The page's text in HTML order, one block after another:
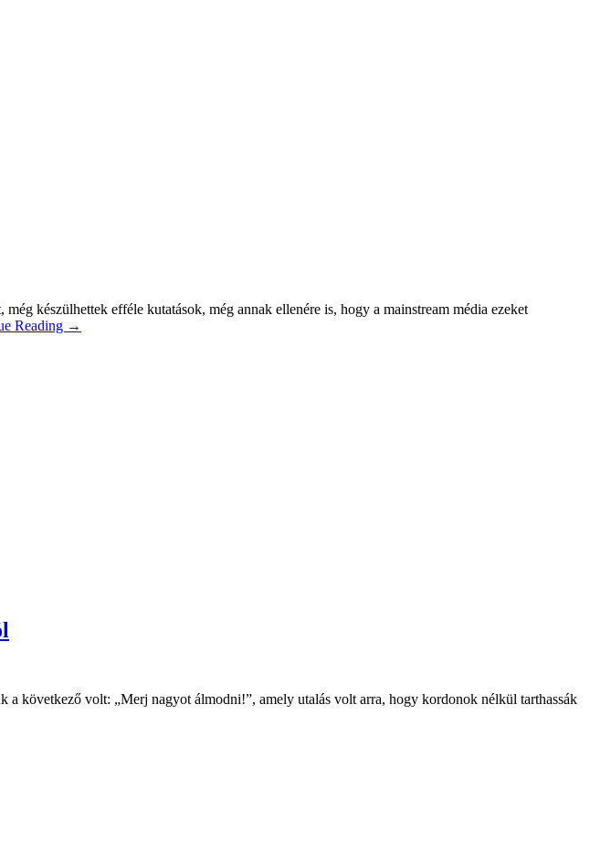
készülhettek efféle kutatások, még annak ellenére is, hogy a mainstream média ezeket
Reading →
a következő volt: „Merj nagyot álmodni!”, amely utalás volt arra, hogy kordonok nélkül tarthassák